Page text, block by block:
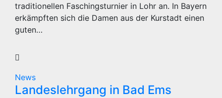
traditionellen Faschingsturnier in Lohr an. In Bayern
erkämpften sich die Damen aus der Kurstadt einen
guten…
News
Landeslehrgang in Bad Ems